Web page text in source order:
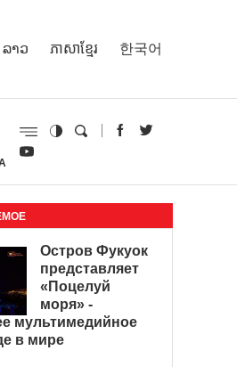
ລາວ ភាសាខ្មែរ 한국어
Остров Фукуок
представляет
«Поцелуй
моря» -
мультимедийное
в мире